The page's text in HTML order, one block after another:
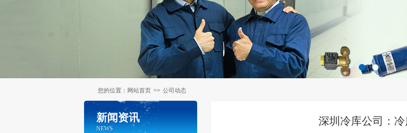
百叶窗图片载入中
您的位置： 网站首页 >> 公司动态
新闻资讯
NEWS
新闻资讯
NEWS
深圳冷库公司：